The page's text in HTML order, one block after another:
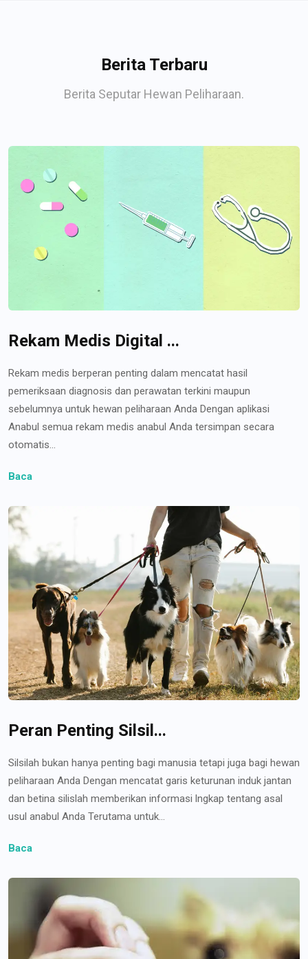
Berita Terbaru
Berita Seputar Hewan Peliharaan.
Rekam Medis Digital ...
Rekam medis berperan penting dalam mencatat hasil
pemeriksaan diagnosis dan perawatan terkini maupun
sebelumnya untuk hewan peliharaan Anda Dengan aplikasi
Anabul semua rekam medis anabul Anda tersimpan secara
otomatis...
Baca
Peran Penting Silsil...
Silsilah bukan hanya penting bagi manusia tetapi juga bagi hewan
peliharaan Anda Dengan mencatat garis keturunan induk jantan
dan betina silislah memberikan informasi lngkap tentang asal
usul anabul Anda Terutama untuk...
Baca